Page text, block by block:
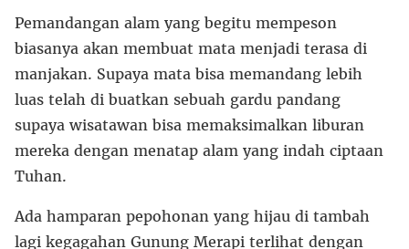
Pemandangan alam yang begitu mempeson
biasanya akan membuat mata menjadi terasa di
manjakan. Supaya mata bisa memandang lebih
luas telah di buatkan sebuah gardu pandang
supaya wisatawan bisa memaksimalkan liburan
mereka dengan menatap alam yang indah ciptaan
Tuhan.
Ada hamparan pepohonan yang hijau di tambah
lagi kegagahan Gunung Merapi terlihat dengan